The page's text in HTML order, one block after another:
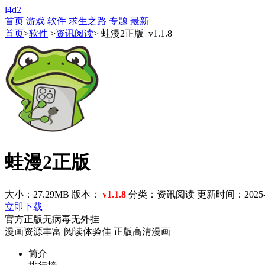
l4d2
首页 游戏 软件 求生之路 专题 最新
首页>软件 >资讯阅读> 蛙漫2正版 v1.1.8
蛙漫2正版
大小：27.29MB 版本： v1.1.8 分类：资讯阅读 更新时间：
立即下载
官方正版无病毒无外挂
漫画资源丰富 阅读体验佳 正版高清漫画
简介